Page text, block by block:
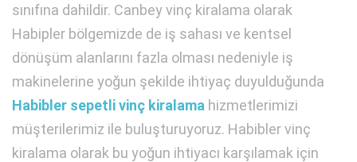
sınıfına dahildir. Canbey vinç kiralama olarak
Habipler bölgemizde de iş sahası ve kentsel
dönüşüm alanlarını fazla olması nedeniyle iş
makinelerine yoğun şekilde ihtiyaç duyulduğunda
Habibler sepetli vinç kiralama hizmetlerimizi
müşterilerimiz ile buluşturuyoruz. Habibler vinç
kiralama olarak bu yoğun ihtiyacı karşılamak için